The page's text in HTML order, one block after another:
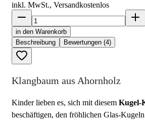
inkl. MwSt., Versandkostenlos
in den Warenkorb
Beschreibung
Bewertungen (4)
Klangbaum aus Ahornholz
Kinder lieben es, sich mit diesem Kugel-
beschäftigen, den fröhlichen Glas-